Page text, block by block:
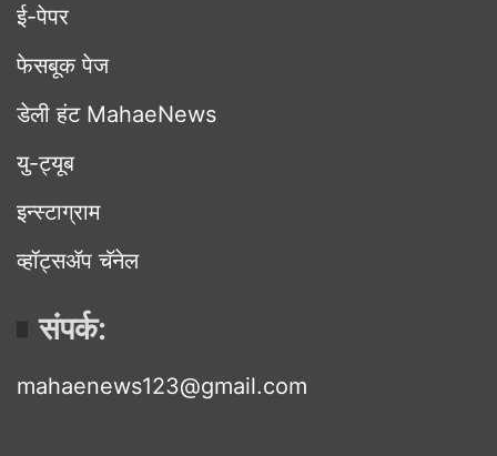
ई-पेपर
फेसबूक पेज
डेली हंट MahaeNews
यु-ट्यूब
इन्स्टाग्राम
व्हॉट्सॲप चॅनेल
संपर्क:
mahaenews123@gmail.com